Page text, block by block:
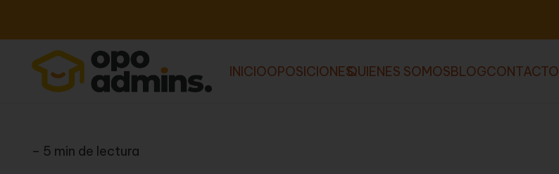
INICIOOPOSICIONESQUIENES SOMOSBLOGCONTACTO
– 5 min de lectura